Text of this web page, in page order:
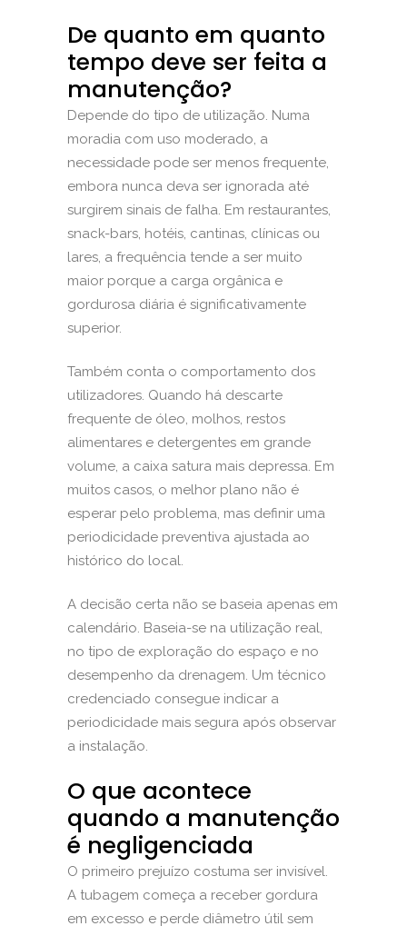
De quanto em quanto
tempo deve ser feita a
manutenção?
Depende do tipo de utilização. Numa
moradia com uso moderado, a
necessidade pode ser menos frequente,
embora nunca deva ser ignorada até
surgirem sinais de falha. Em restaurantes,
snack-bars, hotéis, cantinas, clínicas ou
lares, a frequência tende a ser muito
maior porque a carga orgânica e
gordurosa diária é significativamente
superior.
Também conta o comportamento dos
utilizadores. Quando há descarte
frequente de óleo, molhos, restos
alimentares e detergentes em grande
volume, a caixa satura mais depressa. Em
muitos casos, o melhor plano não é
esperar pelo problema, mas definir uma
periodicidade preventiva ajustada ao
histórico do local.
A decisão certa não se baseia apenas em
calendário. Baseia-se na utilização real,
no tipo de exploração do espaço e no
desempenho da drenagem. Um técnico
credenciado consegue indicar a
periodicidade mais segura após observar
a instalação.
O que acontece
quando a manutenção
é negligenciada
O primeiro prejuízo costuma ser invisível.
A tubagem começa a receber gordura
em excesso e perde diâmetro útil sem